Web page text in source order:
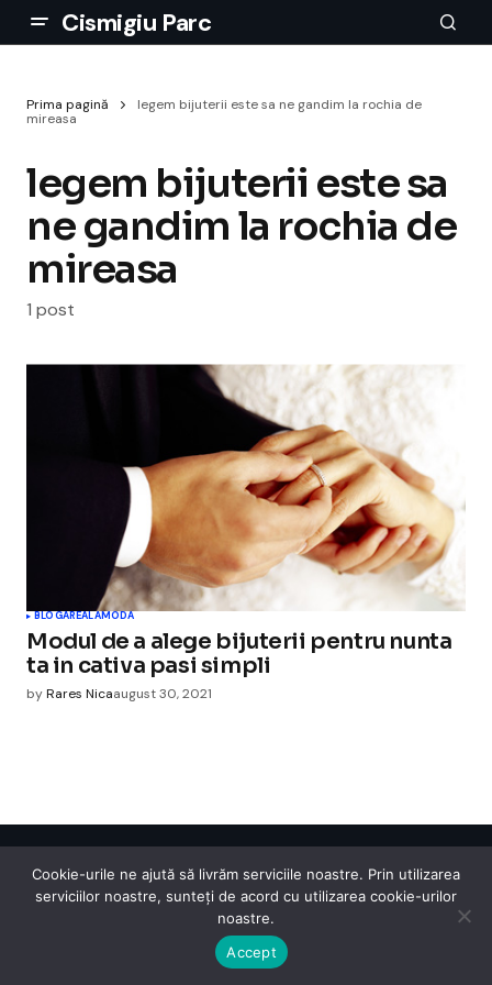
Cismigiu Parc
Prima pagină
legem bijuterii este sa ne gandim la rochia de
mireasa
legem bijuterii este sa
ne gandim la rochia de
mireasa
1 post
BLOGAREALAMODA
Modul de a alege bijuterii pentru nunta
ta in cativa pasi simpli
byRares Nicaaugust 30, 2021
Cismigiu Parc
© 2024 CismigiuParc. All Rights Reserved.
ModaSarbatori
Cookie-urile ne ajută să livrăm serviciile noastre. Prin utilizarea
serviciilor noastre, sunteți de acord cu utilizarea cookie-urilor
noastre.
Accept